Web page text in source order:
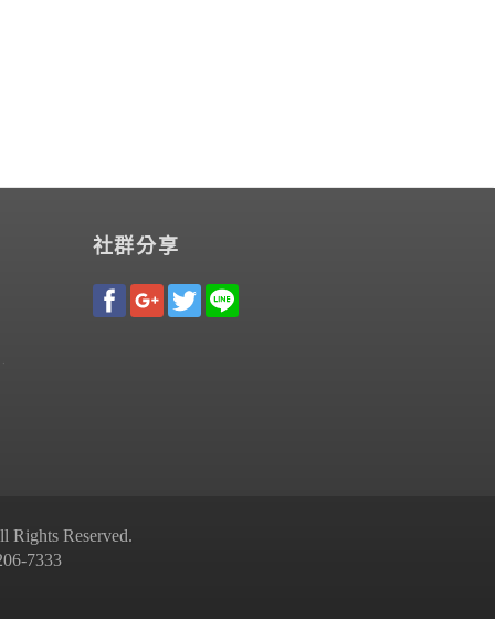
社群分享
Reserved.
7333